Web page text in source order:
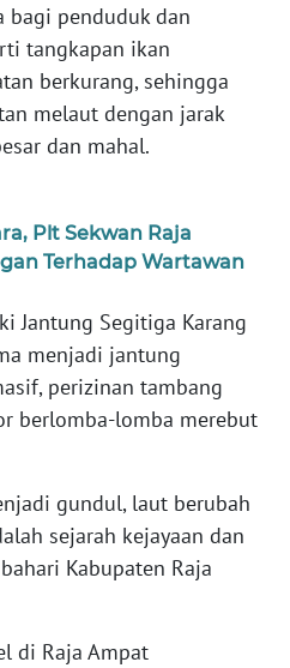
bagi penduduk dan
tangkapan ikan
berkurang, sehingga
melaut dengan jarak
dan mahal.
Plt Sekwan Raja
Terhadap Wartawan
Jantung Segitiga Karang
menjadi jantung
perizinan tambang
berlomba-lomba merebut
gundul, laut berubah
sejarah kejayaan dan
Kabupaten Raja
di Raja Ampat